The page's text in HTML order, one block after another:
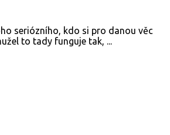
seriózního, kdo si pro danou věc
to tady funguje tak, ...